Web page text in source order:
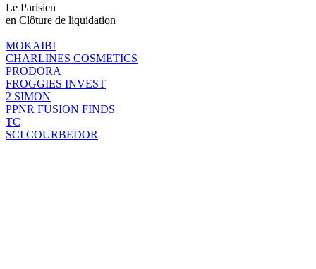
Le Parisien
en Clôture de liquidation
MOKAIBI
CHARLINES COSMETICS
PRODORA
FROGGIES INVEST
2 SIMON
PPNR FUSION FINDS
TC
SCI COURBEDOR